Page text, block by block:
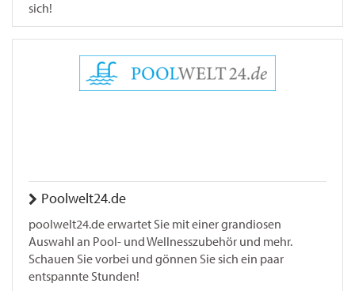
sich!
Poolwelt24.de
poolwelt24.de erwartet Sie mit einer grandiosen
Auswahl an Pool- und Wellnesszubehör und mehr.
Schauen Sie vorbei und gönnen Sie sich ein paar
entspannte Stunden!